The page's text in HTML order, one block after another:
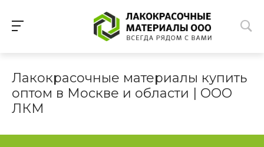
Лакокрасочные материалы купить
оптом в Москве и области | ООО
ЛКМ